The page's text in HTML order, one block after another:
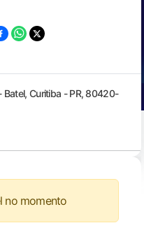
Curitiba - PR, 80420-
no momento